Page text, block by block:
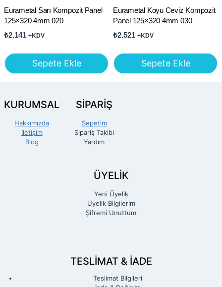
Eurametal Sarı Kompozit Panel
125×320 4mm 020
₺2.141 +KDV
Sepete Ekle
Eurametal Koyu Ceviz Kompozit
Panel 125×320 4mm 030
₺2.521 +KDV
Sepete Ekle
KURUMSAL
Hakkımızda
İletişim
Blog
SİPARİŞ
Sepetim
Sipariş Takibi
Yardım
ÜYELİK
Yeni Üyelik
Üyelik Bilgilerim
Şifremi Unuttum
TESLIMAT & İADE
Teslimat Bilgileri